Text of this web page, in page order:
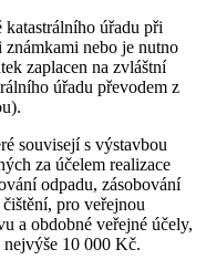
úřadu při
nebo je nutno
zaplacen na zvláštní
úřadu převodem z
souvisejí s výstavbou
za účelem realizace
odpadu, zásobování
pro veřejnou
a obdobné veřejné účely,
10 000 Kč.